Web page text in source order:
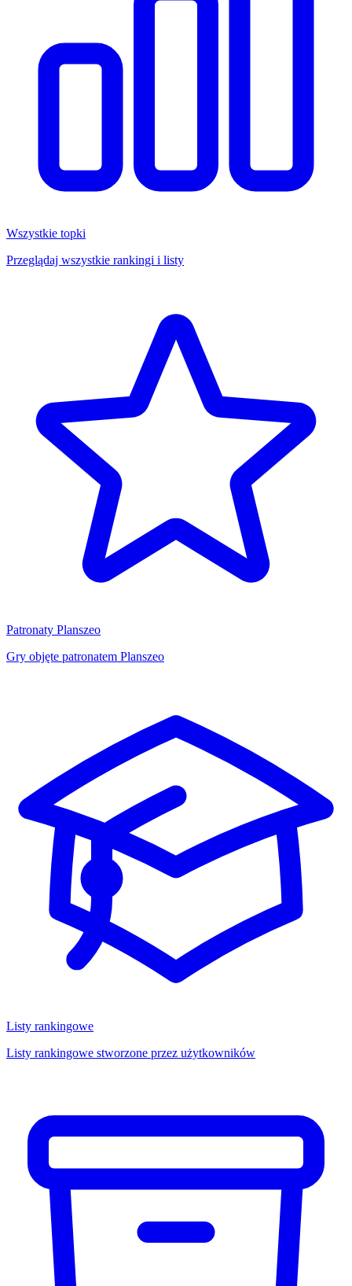
Wszystkie topki
Przeglądaj wszystkie rankingi i listy
Patronaty Planszeo
Gry objęte patronatem Planszeo
Listy rankingowe
Listy rankingowe stworzone przez użytkowników